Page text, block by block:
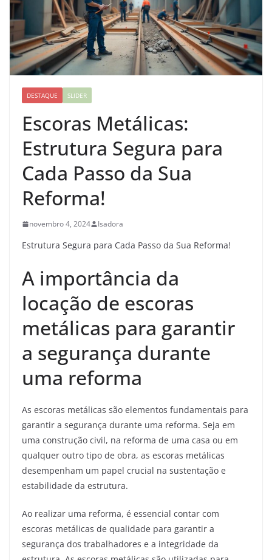
DESTAQUE SLIDER
Escoras Metálicas:
Estrutura Segura para
Cada Passo da Sua
Reforma!
novembro 4, 2024 Isadora
Estrutura Segura para Cada Passo da Sua Reforma!
A importância da
locação de escoras
metálicas para garantir
a segurança durante
uma reforma
As escoras metálicas são elementos fundamentais para
garantir a segurança durante uma reforma. Seja em
uma construção civil, na reforma de uma casa ou em
qualquer outro tipo de obra, as escoras metálicas
desempenham um papel crucial na sustentação e
estabilidade da estrutura.
Ao realizar uma reforma, é essencial contar com
escoras metálicas de qualidade para garantir a
segurança dos trabalhadores e a integridade da